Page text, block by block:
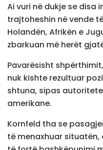
Ai vuri në dukje se disa
trajtoheshin në vende
Holandën, Afrikën e
zbarkuan më herët
Pavarësisht
nuk kishte rezultuar
shtuna, sipas
amerikane.
Kornfeld tha se
të menaxhuar situatën,